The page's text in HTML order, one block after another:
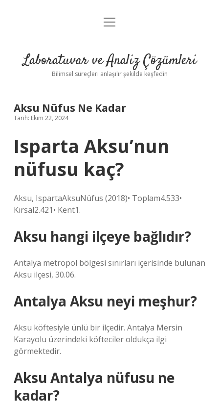
Anasayfa
Yasal Uyarı
menüyü
Laboratuvar ve Analiz Çözümleri
Bilimsel süreçleri anlaşılır şekilde keşfedin
Aksu Nüfus Ne Kadar
Tarih: Ekim 22, 2024
Isparta Aksu’nun
nüfusu kaç?
Aksu, IspartaAksuNüfus (2018)• Toplam4.533•
Kırsal2.421• Kent1.
Aksu hangi ilçeye bağlıdır?
Antalya metropol bölgesi sınırları içerisinde bulunan
Aksu ilçesi, 30.06.
Antalya Aksu neyi meşhur?
Aksu köftesiyle ünlü bir ilçedir. Antalya Mersin
Karayolu üzerindeki köfteciler oldukça ilgi
görmektedir.
Aksu Antalya nüfusu ne
kadar?